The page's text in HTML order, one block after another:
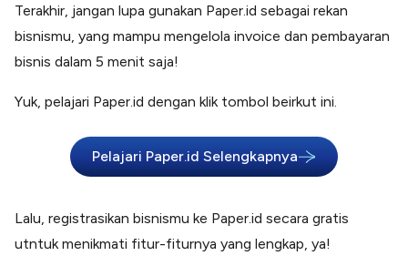
Terakhir, jangan lupa gunakan Paper.id sebagai rekan
bisnismu, yang mampu mengelola invoice dan pembayaran
bisnis dalam 5 menit saja!
Yuk, pelajari Paper.id dengan klik tombol beirkut ini.
Pelajari Paper.id Selengkapnya
Lalu, registrasikan bisnismu ke Paper.id secara gratis
utntuk menikmati fitur-fiturnya yang lengkap, ya!